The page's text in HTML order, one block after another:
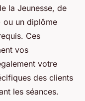
la Jeunesse, de
ou un diplôme
Ces
vos
votre
des clients
les séances.